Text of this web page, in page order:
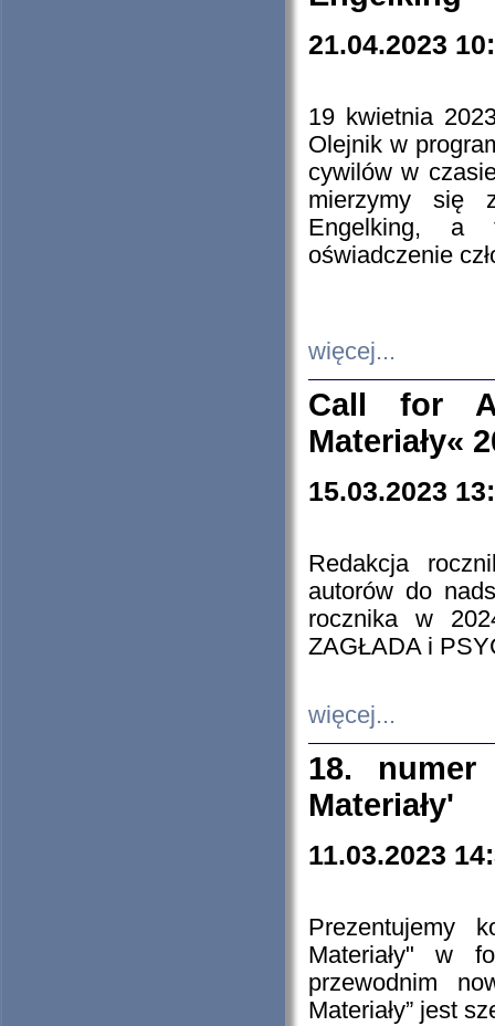
21.04.2023
19 kwietnia
Olejnik w
cywilów w
mierzymy się
Engelking, a
oświadczenie
więcej...
Call for
Materiały«
15.03.2023
Redakcja
autorów do
rocznika w
ZAGŁADA i
więcej...
18. numer
Materiały'
11.03.2023
Prezentujemy
Materiały" w
przewodnim
Materiały” jest